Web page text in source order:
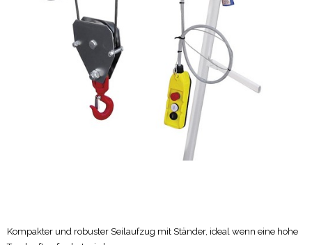
Kompakter und robuster Seilaufzug mit Ständer, ideal wenn eine hohe